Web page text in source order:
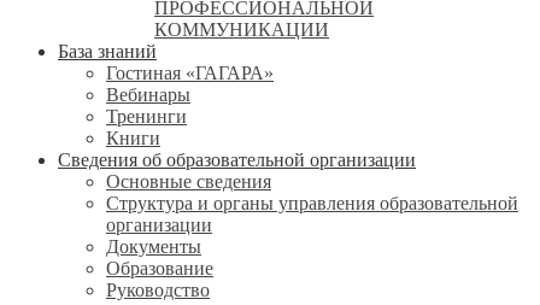
ПРОФЕССИОНАЛЬНОЙ
КОММУНИКАЦИИ
База знаний
Гостиная «ГАГАРА»
Вебинары
Тренинги
Книги
Сведения об образовательной организации
Основные сведения
Структура и органы управления образовательной
организации
Документы
Образование
Руководство